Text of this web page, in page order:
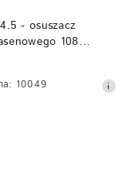
- osuszacz
108
10049
DO KOSZYKA